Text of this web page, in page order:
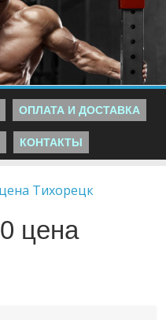
ОПЛАТА И ДОСТАВКА
КОНТАКТЫ
Тихорецк
цена